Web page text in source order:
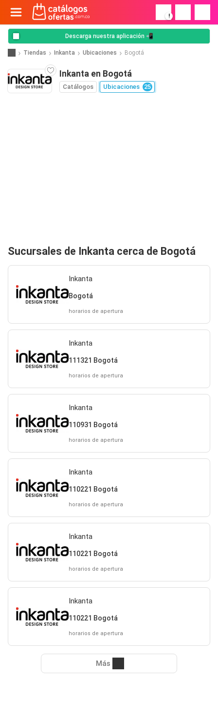
!
Descarga nuestra aplicación 📲
Tiendas Inkanta Ubicaciones Bogotá
Inkanta en Bogotá
Catálogos Ubicaciones 25
Sucursales de Inkanta cerca de Bogotá
Inkanta
Bogotá
horarios de apertura
Inkanta
111321 Bogotá
horarios de apertura
Inkanta
110931 Bogotá
horarios de apertura
Inkanta
110221 Bogotá
horarios de apertura
Inkanta
110221 Bogotá
horarios de apertura
Inkanta
110221 Bogotá
horarios de apertura
Más